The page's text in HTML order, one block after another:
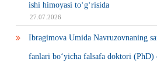
ishi himoyasi to‘g‘risida
27.07.2026
Ibragimova Umida Navruzovnaning
fanlari bo‘yicha falsafa doktori (PhD)